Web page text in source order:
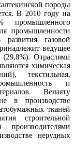
породы
В 2010 году на
промышленного
промышленности
развития газовой
ведущее
Отраслями
химическая
текстильная,
и
Велаяту
в производстве
тканей
строительной
нерудных